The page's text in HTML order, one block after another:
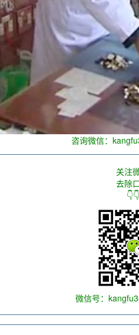
咨询微信：
关注
去除
微信号：